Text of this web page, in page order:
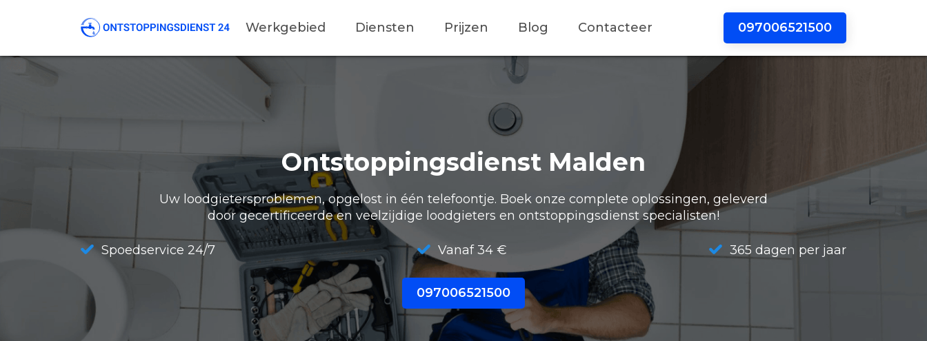
097006521500
Werkgebied Diensten Prijzen Blog Contacteer
Ontstoppingsdienst Malden
Uw loodgietersproblemen, opgelost in één telefoontje. Boek onze complete oplossingen, geleverd
door gecertificeerde en veelzijdige loodgieters en ontstoppingsdienst specialisten!
Spoedservice 24/7 Vanaf 34 € 365 dagen per jaar
097006521500